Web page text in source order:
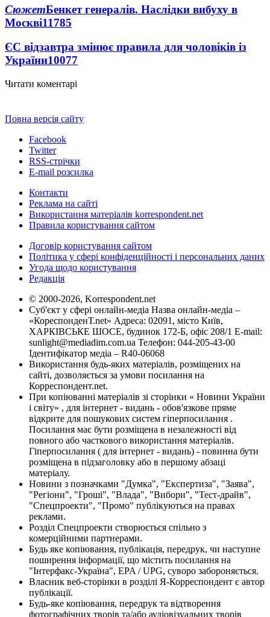
СюжетБенкет генералів. Наслідки вибуху в
Москві11785
ЄС відзавтра змінює правила для чоловіків із
України10077
Читати коментарі
Повна версія сайту
Facebook
Twitter
RSS-стрічки
E-mail розсилка
Контакти
Реклама на сайті
Використання матеріалів korrespondent.net
Правила користування сайтом
Договір користування сайтом
Політика у сфері конфіденційності і персональних даних
Угода щодо користування
Редакція
© 2000-2026, Korrespondent.net
Суб'єкт у сфері онлайн-медіа Назва онлайн-медіа –
«КореспонденТ.net» Адреса: 02091, місто Київ,
ХАРКІВСЬКЕ ШОСЕ, будинок 172-Б, офіс 208/1 E-mail:
sunlight@mediadim.com.ua Телефон: 044-205-43-00
Ідентифікатор медіа – R40-06068
Використання будь-яких матеріалів, розміщених на
сайті, дозволяється за умови посилання на
Корреспондент.net.
При копіюванні матеріалів зі сторінки « Новини України
і світу» , для інтернет - видань - обов'язкове пряме
відкрите для пошукових систем гіперпосилання .
Посилання має бути розміщена в незалежності від
повного або часткового використання матеріалів.
Гіперпосилання ( для інтернет - видань) - повинна бути
розміщена в підзаголовку або в першому абзаці
матеріалу.
Новини з позначками "Думка", "Експертиза", "Заява",
"Регіони", "Гроші", "Влада", "Вибори", "Тест-драйв",
"Спецпроекти", "Промо" публікуються на правах
реклами.
Розділ Спецпроекти створюється спільно з
комерційними партнерами.
Будь яке копіювання, публікація, передрук, чи наступне
поширення інформації, що містить посилання на
"Інтерфакс-Україна", EPA / UPG, суворо забороняється.
Власник веб-сторінки в розділі Я-Корреспондент є автор
публікації.
Будь-яке копіювання, передрук та відтворення
фотографічних творів та/або аудіовізуальних творів